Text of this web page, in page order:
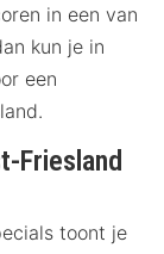
in een van
kun je in
een
Friesland
toont je